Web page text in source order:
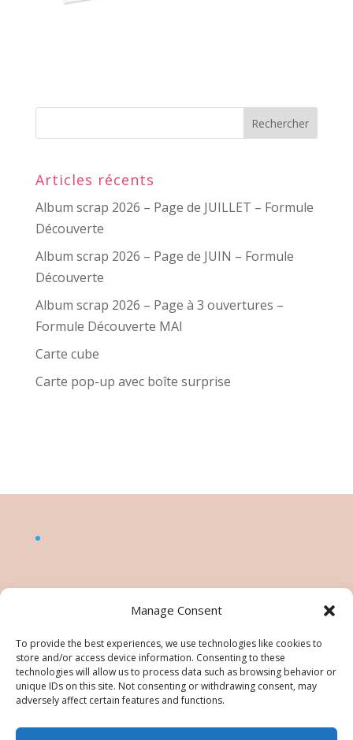
Manage Consent
To provide the best experiences, we use technologies like cookies to
store and/or access device information. Consenting to these
technologies will allow us to process data such as browsing behavior or
unique IDs on this site. Not consenting or withdrawing consent, may
adversely affect certain features and functions.
Articles récents
Album scrap 2026 – Page de JUILLET – Formule
Découverte
Album scrap 2026 – Page de JUIN – Formule
Découverte
Album scrap 2026 – Page à 3 ouvertures –
Formule Découverte MAI
Carte cube
Carte pop-up avec boîte surprise